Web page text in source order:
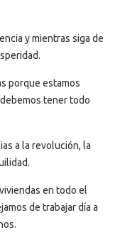
y mientras siga de
porque estamos
tener todo
a la revolución, la
en todo el
de trabajar día a